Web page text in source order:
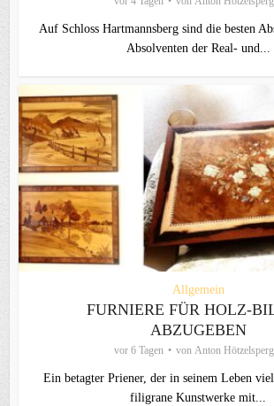
Auf Schloss Hartmannsberg sind die besten
Absolventen der Real- und...
Allgemein
FURNIERE FÜR HOLZ-
ABZUGEBEN
vor 6 Tagen von Anton
Ein betagter Priener, der in seinem Leben
filigrane Kunstwerke mit...